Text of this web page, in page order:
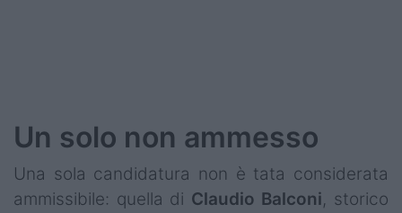
Un solo non ammesso
Una sola candidatura non è tata considerata
ammissibile: quella di Claudio Balconi, storico